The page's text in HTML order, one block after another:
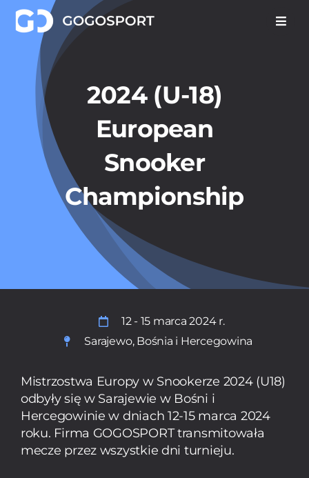
Skip
content
2024 (U-18)
European
Snooker
Championship
12 - 15 marca 2024 r.
Sarajewo, Bośnia i Hercegowina
Mistrzostwa Europy w Snookerze 2024 (U18)
odbyły się w Sarajewie w Bośni i
Hercegowinie w dniach 12-15 marca 2024
roku. Firma GOGOSPORT transmitowała
mecze przez wszystkie dni turnieju.